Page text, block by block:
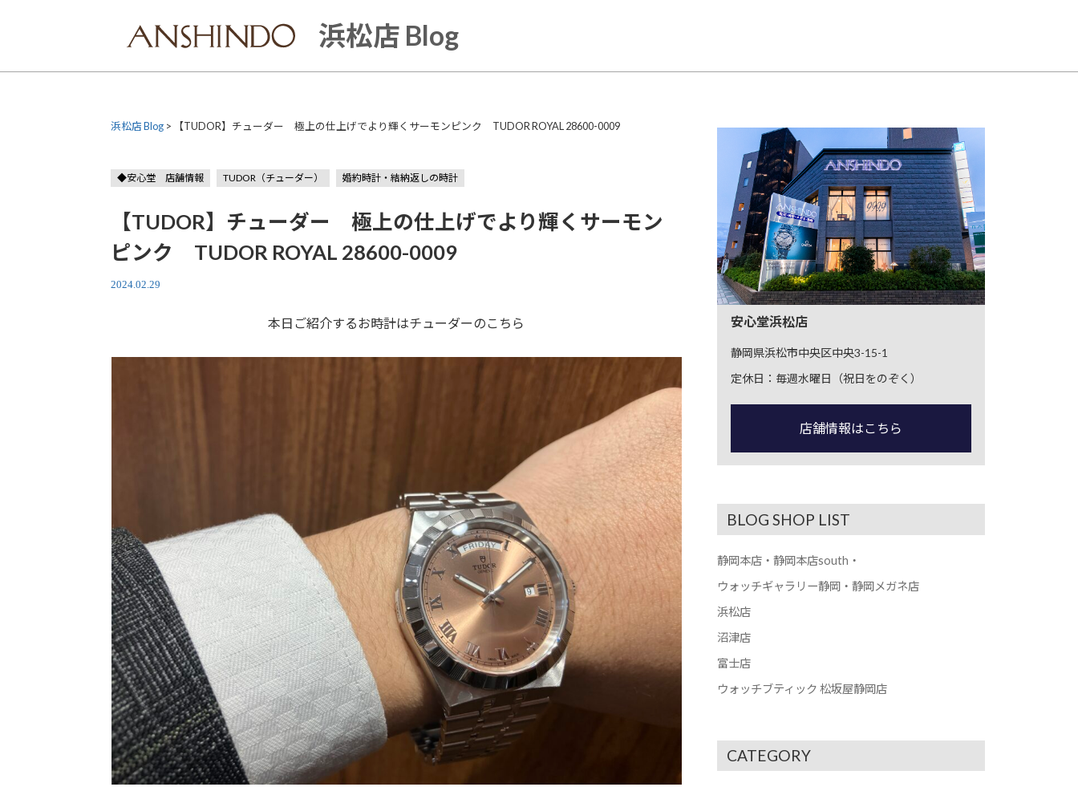
浜松店 Blog
浜松店 Blog > 【TUDOR】チューダー 極上の仕上げでより輝くサーモンピンク TUDOR ROYAL 28600-0009
◆安心堂 店舗情報 TUDOR（チューダー） 婚約時計・結納返しの時計
【TUDOR】チューダー 極上の仕上げでより輝くサーモン
ピンク TUDOR ROYAL 28600-0009
2024.02.29
本日ご紹介するお時計はチューダーのこちら 安心堂浜松店
静岡県浜松市中央区中央3-15-1
定休日：毎週水曜日（祝日をのぞく）
店舗情報はこちら
BLOG SHOP LIST
静岡本店・静岡本店south・
ウォッチギャラリー静岡・静岡メガネ店
浜松店
沼津店
富士店
ウォッチブティック 松坂屋静岡店
CATEGORY